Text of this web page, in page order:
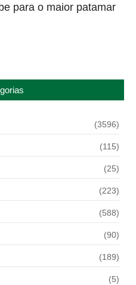
para o maior patamar
(3596)
(115)
(25)
(223)
(588)
(90)
(189)
(5)